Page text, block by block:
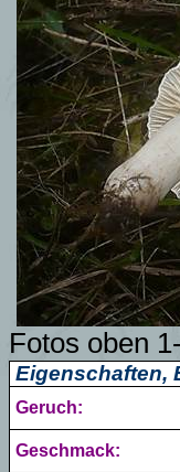
Fotos oben
Eigenschaften,
Geruch:
Geschmack: